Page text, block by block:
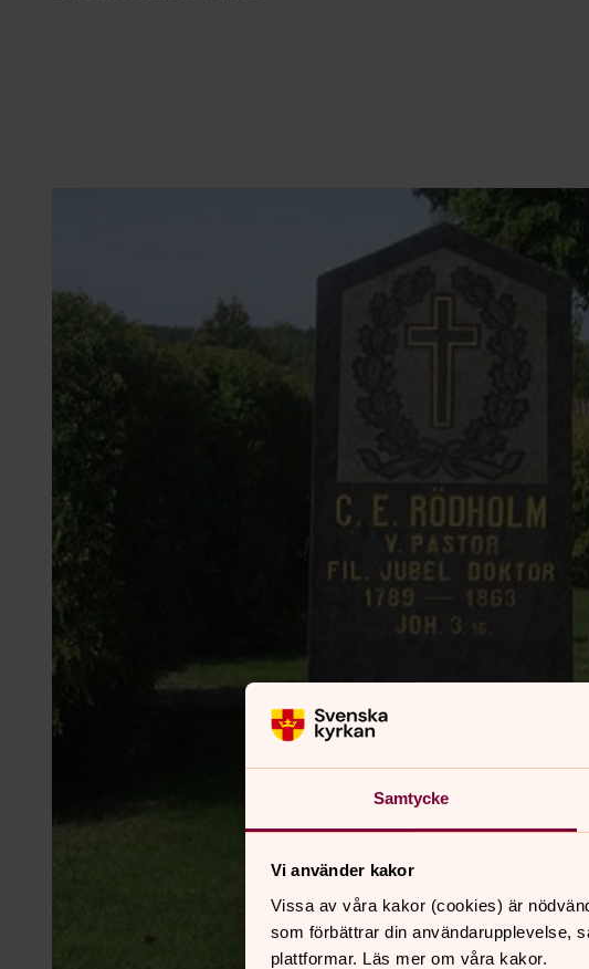
Samtycke
Vi använder kakor
Vissa av våra kakor (cookies) är
som förbättrar din användarupplevelse,
plattformar. Läs mer om våra kakor.